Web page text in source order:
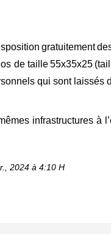
gratuitement
de taille 55x35x25
qui sont laissés
infrastructures à
2024 à 4:10 H